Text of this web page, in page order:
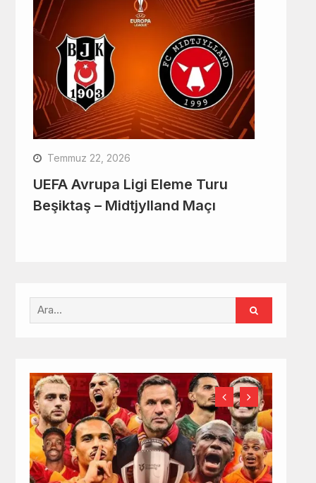
Temmuz 22, 2026
UEFA Avrupa Ligi Eleme Turu
Beşiktaş – Midtjylland Maçı